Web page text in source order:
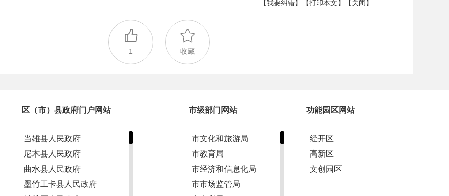
【我要纠错】
【打印本文】 【关闭】
1 收藏
区（市）县政府门户网站 市级部门网站 功能园区网站
当雄县人民政府
尼木县人民政府
曲水县人民政府
墨竹工卡县人民政府
市文化和旅游局
市教育局
市经济和信息化局
市市场监管局
经开区
高新区
文创园区